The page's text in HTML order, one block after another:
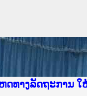
ຖະການ ແລະ ແອັ
ທາງລັດຖະການ
ະຕິບັດວຽກງານຈົ
ດໝາຍເຫດທາງລັ
ດໝາຍເຫດທາງລັ
ບໄຊຈົດໝາຍເຫດ
ບໄຊຈົດໝາຍເຫດ
ງລັດຖະການໃຫ້ຜູ້
ທາງລັດຖະການ ໃ